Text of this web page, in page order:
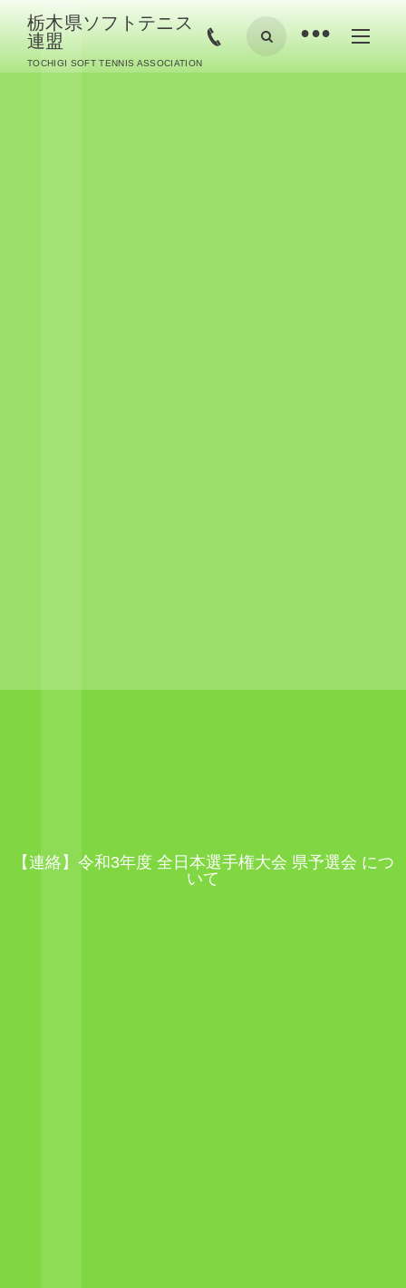
栃木県ソフトテニス
連盟
TOCHIGI SOFT TENNIS ASSOCIATION
•
【連絡】令和3年度 全日本選手権大会 県予選会 につ
いて